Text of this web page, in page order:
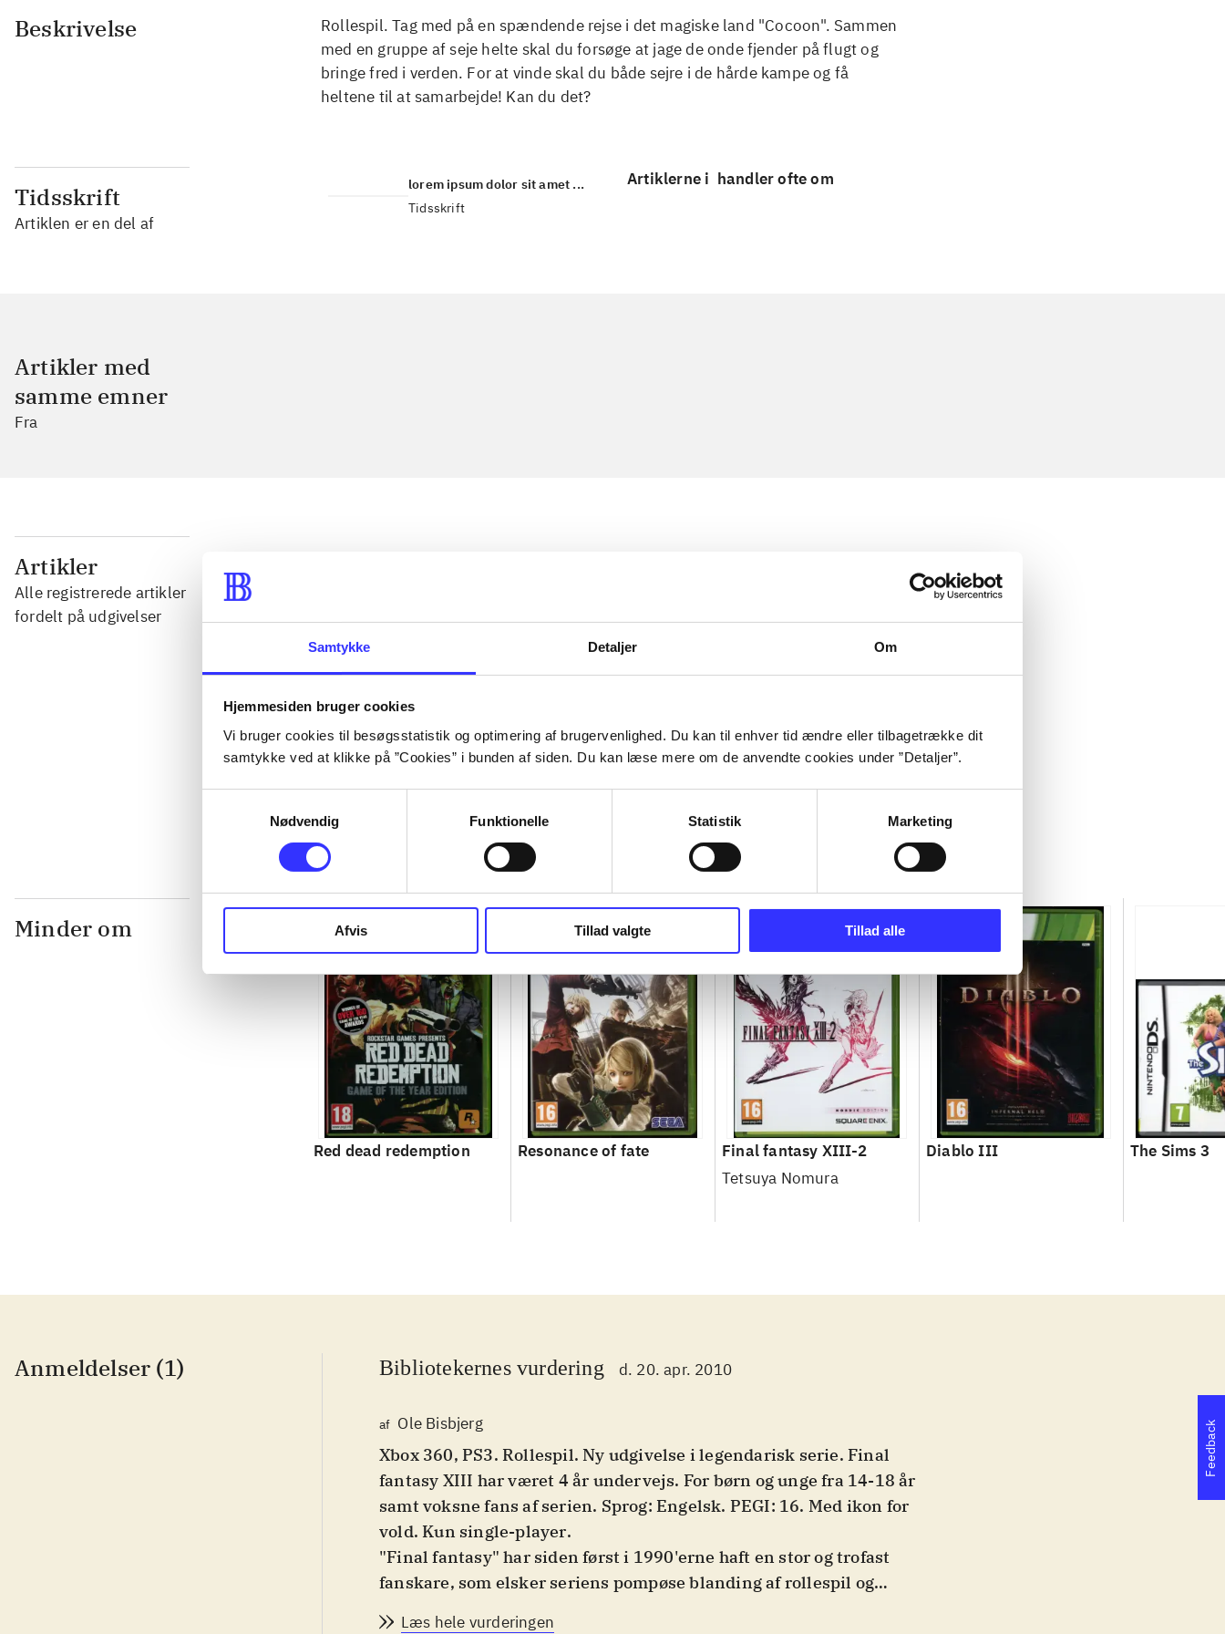
Samtykke Detaljer Om
Hjemmesiden bruger cookies
Vi bruger cookies til besøgsstatistik og optimering af brugervenlighed. Du kan til enhver tid ændre eller tilbagetrække dit
samtykke ved at klikke på ”Cookies” i bunden af siden. Du kan læse mere om de anvendte cookies under ”Detaljer”.
Nødvendig
Funktionelle Statistik Marketing
Afvis Tillad valgte Tillad alle
Beskrivelse
Rollespil. Tag med på en spændende rejse i det magiske land "Cocoon". Sammen
med en gruppe af seje helte skal du forsøge at jage de onde fjender på flugt og
bringe fred i verden. For at vinde skal du både sejre i de hårde kampe og få
heltene til at samarbejde! Kan du det?
Tidsskrift
Artiklen er en del af
lorem ipsum dolor sit amet ...
Tidsskrift
Artiklerne i handler ofte om
Artikler med
samme emner
Fra
Artikler
Alle registrerede artikler
fordelt på udgivelser
...
...
...
Minder om
Red dead redemption Resonance of fate
Final fantasy XIII-2
Tetsuya Nomura
Diablo III The Sims 3
Anmeldelser (1) Bibliotekernes vurdering d. 20. apr. 2010
af Ole Bisbjerg
Xbox 360, PS3. Rollespil. Ny udgivelse i legendarisk serie. Final
fantasy XIII har været 4 år undervejs. For børn og unge fra 14-18 år
samt voksne fans af serien. Sprog: Engelsk. PEGI: 16. Med ikon for
vold. Kun single-player.
"Final fantasy" har siden først i 1990'erne haft en stor og trofast
fanskare, som elsker seriens pompøse blanding af rollespil og
Læs hele vurderingen
Feedback